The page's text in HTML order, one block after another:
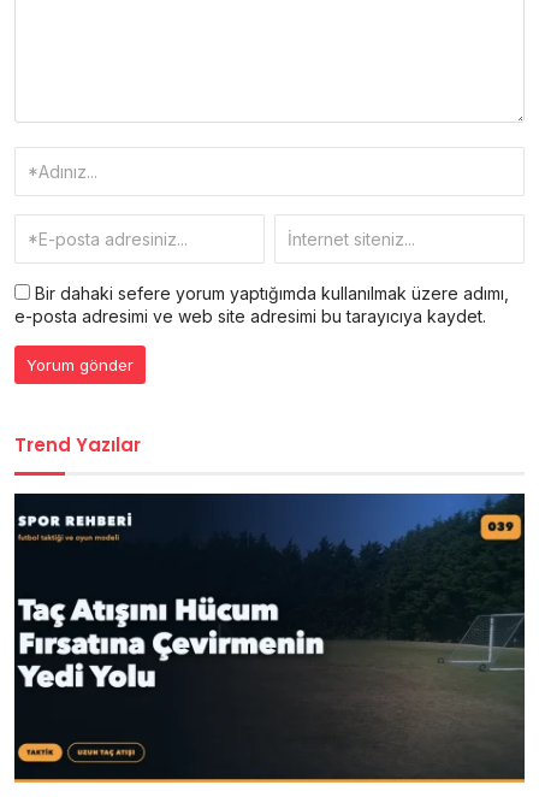
Bir dahaki sefere yorum yaptığımda kullanılmak üzere adımı,
e-posta adresimi ve web site adresimi bu tarayıcıya kaydet.
Trend Yazılar